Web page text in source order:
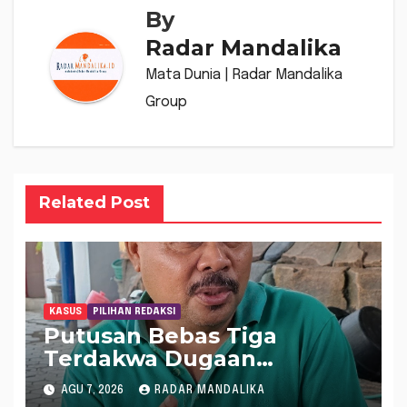
By
Radar Mandalika
Mata Dunia | Radar Mandalika
Group
Related Post
KASUS PILIHAN REDAKSI
Putusan Bebas Tiga
Terdakwa Dugaan
Gratifikasi Dana “Siluman”
AGU 7, 2026 RADAR MANDALIKA